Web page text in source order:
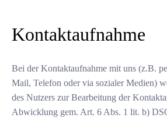
Kontaktaufnahme
Bei der Kontaktaufnahme mit uns (z.B.
Mail, Telefon oder via sozialer Medien)
des Nutzers zur Bearbeitung der
Abwicklung gem. Art. 6 Abs. 1 lit. b)